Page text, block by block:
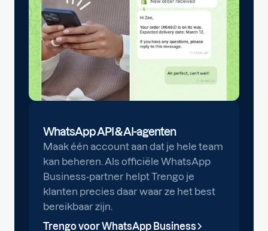
WhatsApp API & AI-agenten
Maak één account aan dat je hele team
kan beheren. Als officiële WhatsApp
Business-partner helpt Trengo je
klanten precies daar waar ze het best
bereikbaar zijn.
Trengo voor WhatsApp Business